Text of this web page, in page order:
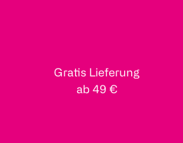
Gratis Lieferung
ab 49 €